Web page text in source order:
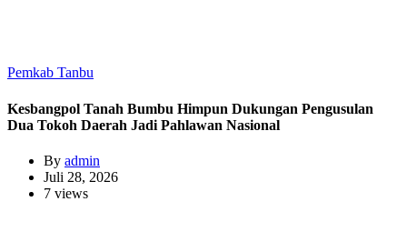
Pemkab Tanbu
Kesbangpol Tanah Bumbu Himpun Dukungan Pengusulan
Dua Tokoh Daerah Jadi Pahlawan Nasional
By admin
Juli 28, 2026
7 views